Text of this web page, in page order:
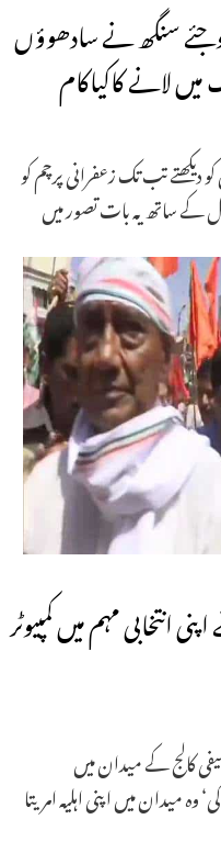
سنگھ نے سادھوؤں
میں لانے کاکیاکام
تب تک زعفرانی پرچم کو
کے ساتھ یہ بات تصور میں
مہم میں کمپیوٹر
کالج کے میدان میں
میدان میں اپنی اہلیہ امریتا